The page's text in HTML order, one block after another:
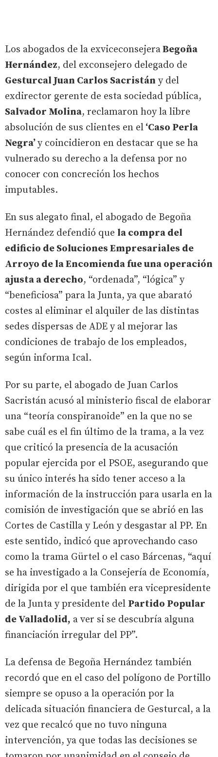
Los abogados de la exviceconsejeraBegoña
Hernández, del exconsejero delegado de
Gesturcal Juan Carlos Sacristán y del
exdirector gerente de esta sociedad pública,
Salvador Molina, reclamaron hoy la libre
absolución de sus clientes en el ‘Caso Perla
Negra’y coincidieron en destacar que se ha
vulnerado su derecho a la defensa por no
conocer con concreción los hechos
imputables.
En sus alegato final, el abogado de Begoña
Hernández defendió que la compra del
edificio de Soluciones Empresariales de
Arroyo de la Encomienda fue una operación
ajusta a derecho, “ordenada”, “lógica” y
“beneficiosa” para la Junta, ya que abarató
costes al eliminar el alquiler de las distintas
sedes dispersas de ADE y al mejorar las
condiciones de trabajo de los empleados,
según informa Ical.
Por su parte, el abogado de Juan Carlos
Sacristán acusó al ministerio fiscal de elaborar
una “teoría conspiranoide” en la que no se
sabe cuál es el fin último de la trama, a la vez
que criticó la presencia de la acusación
popular ejercida por el PSOE, asegurando que
su único interés ha sido tener acceso a la
información de la instrucción para usarla en la
comisión de investigación que se abrió en las
Cortes de Castilla y León y desgastar al PP. En
este sentido, indicó que aprovechando caso
como la trama Gürtel o el caso Bárcenas, “aquí
se ha investigado a la Consejería de Economía,
dirigida por el que también era vicepresidente
de la Junta y presidente del Partido Popular
de Valladolid, a ver si se descubría alguna
financiación irregular del PP”.
La defensa de Begoña Hernández también
recordó que en el caso del polígono de Portillo
siempre se opuso a la operación por la
delicada situación financiera de Gesturcal, a la
vez que recalcó que no tuvo ninguna
intervención, ya que todas las decisiones se